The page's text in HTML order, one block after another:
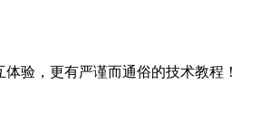
验，更有严谨而通俗的技术教程！